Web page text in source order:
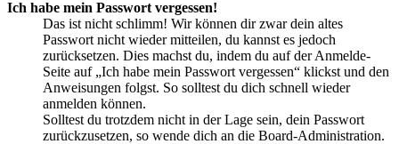
Ich habe mein Passwort vergessen!
Das ist nicht schlimm! Wir können dir zwar dein altes
Passwort nicht wieder mitteilen, du kannst es jedoch
zurücksetzen. Dies machst du, indem du auf der Anmelde-
Seite auf „Ich habe mein Passwort vergessen“ klickst und den
Anweisungen folgst. So solltest du dich schnell wieder
anmelden können.
Solltest du trotzdem nicht in der Lage sein, dein Passwort
zurückzusetzen, so wende dich an die Board-Administration.